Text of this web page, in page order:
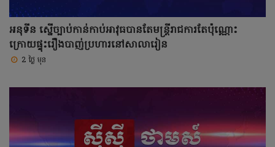
អនុទីន ស្នើច្បាប់កាន់កាប់អាវុធបានតែមន្រ្តីរាជការតែប៉ុណ្ណោះ
ក្រោយផ្ទុះរឿងបាញ់ប្រហារនៅសាលារៀន
2 ថ្ងៃ មុន